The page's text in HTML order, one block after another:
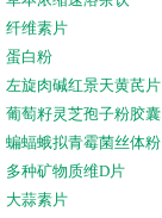
纤维素片
蛋白粉
左旋肉碱红景天黄芪片
葡萄籽灵芝孢子粉胶囊
蝙蝠蛾拟青霉菌丝体粉
多种矿物质维D片
大蒜素片